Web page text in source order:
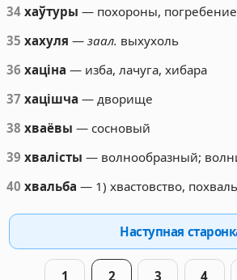
34 хаўтуры — похороны, погребение
35 хахуля —заал. выхухоль
36 хаціна — изба, лачуга, хибара
37 хацішча — дворище
38 хваёвы — сосновый
39 хвалісты — волнообразный;
40 хвальба — 1) хвастовство,
Наступная
1 2 3 4